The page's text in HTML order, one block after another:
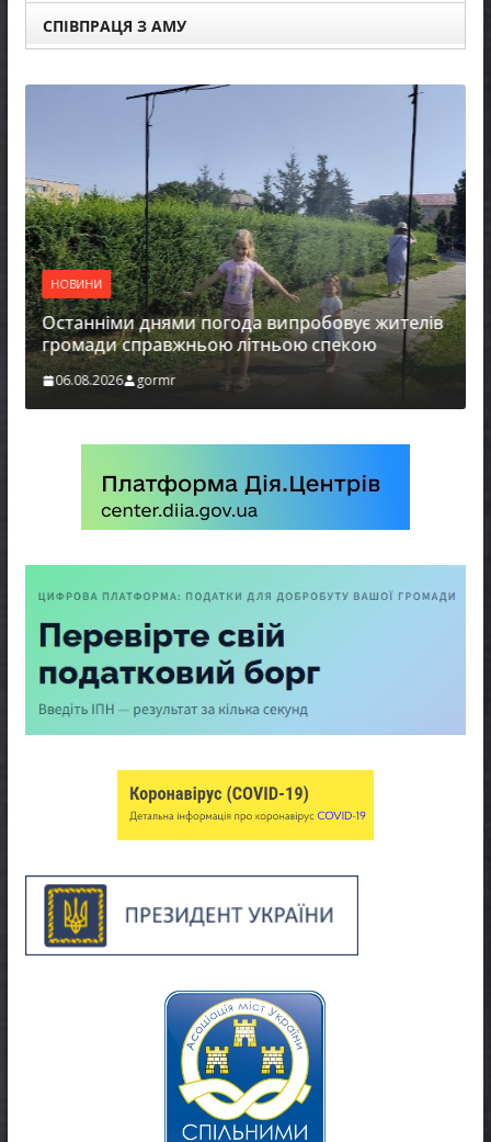
СПІВПРАЦЯ З АМУ
НОВИНИ
Останніми днями погода випробовує жителів
громади справжньою літньою спекою
06.08.2026 gormr